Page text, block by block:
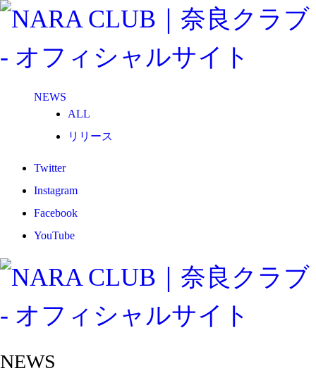
NEWS
ALL
リリース
ホームタウン
その他
Twitter
Instagram
Facebook
YouTube
NEWS